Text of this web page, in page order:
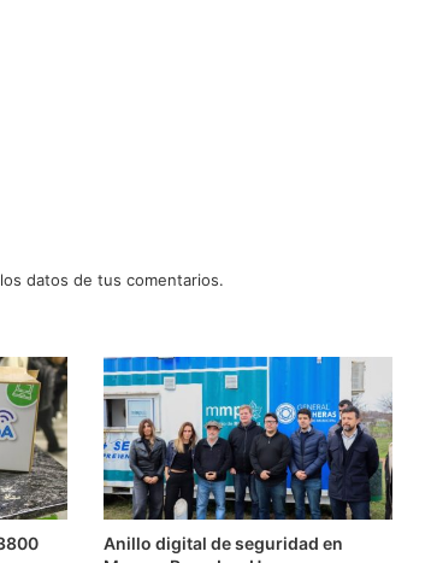
datos de tus comentarios.
Anillo digital de seguridad en